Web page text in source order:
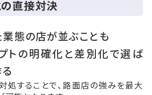
直接対決
態の店が並ぶことも
の明確化と差別化で選ば
処することで、路面店の強みを最大